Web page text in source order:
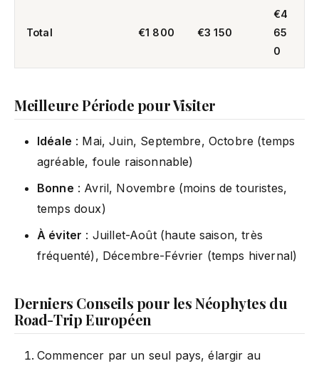
Total €1 800 €3 150
€4
65
0
Meilleure Période pour Visiter
Idéale : Mai, Juin, Septembre, Octobre (temps
agréable, foule raisonnable)
Bonne : Avril, Novembre (moins de touristes,
temps doux)
À éviter : Juillet-Août (haute saison, très
fréquenté), Décembre-Février (temps hivernal)
Derniers Conseils pour les Néophytes du
Road-Trip Européen
Commencer par un seul pays, élargir au